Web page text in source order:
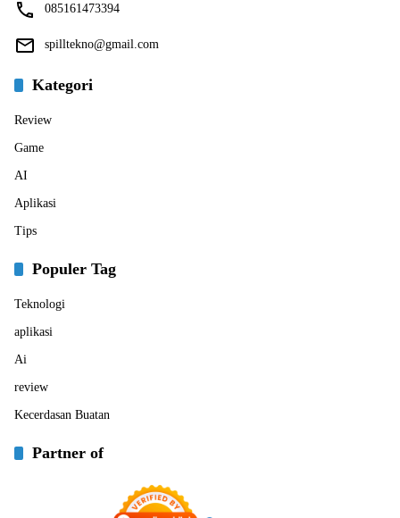
085161473394
spilltekno@gmail.com
Kategori
Review
Game
AI
Aplikasi
Tips
Populer Tag
Teknologi
aplikasi
Ai
review
Kecerdasan Buatan
Partner of